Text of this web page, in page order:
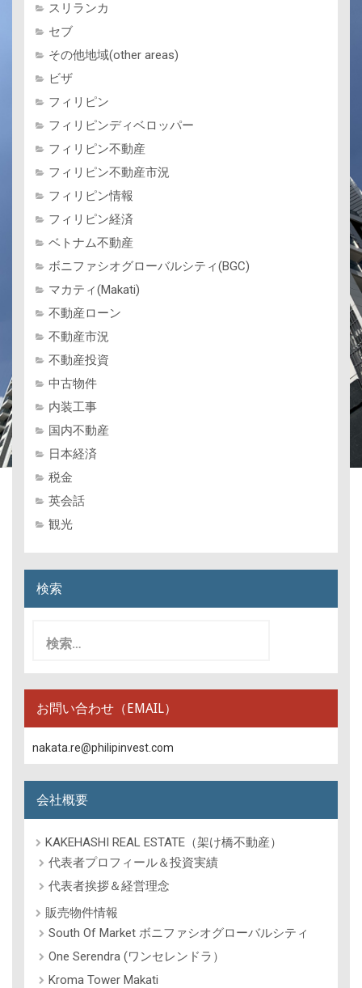
スリランカ
セブ
その他地域(other areas)
ビザ
フィリピン
フィリピンディベロッパー
フィリピン不動産
フィリピン不動産市況
フィリピン情報
フィリピン経済
ベトナム不動産
ボニファシオグローバルシティ(BGC)
マカティ(Makati)
不動産ローン
不動産市況
不動産投資
中古物件
内装工事
国内不動産
日本経済
税金
英会話
観光
検索
お問い合わせ（EMAIL）
nakata.re@philipinvest.com
会社概要
KAKEHASHI REAL ESTATE（架け橋不動産）
代表者プロフィール＆投資実績
代表者挨拶＆経営理念
販売物件情報
South Of Market ボニファシオグローバルシティ
One Serendra (ワンセレンドラ）
Kroma Tower Makati